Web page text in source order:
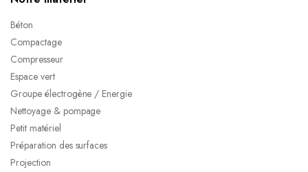
Béton
Compactage
Compresseur
Espace vert
Groupe électrogène / Energie
Nettoyage & pompage
Petit matériel
Préparation des surfaces
Projection